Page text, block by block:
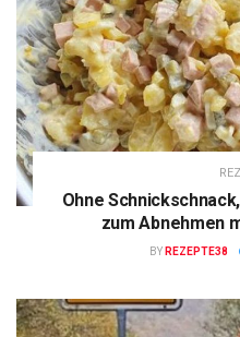
Ohne
zum Abnehmen
BY REZEPTE38